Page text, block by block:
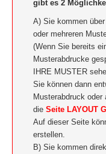
gibt es 2
A) Sie kommen
oder mehreren
(Wenn Sie bereits
Musterabdrucke
IHRE MUSTER
Sie können dann
Musterabdruck
die Seite LAYOUT
Auf dieser Seite
erstellen.
B) Sie kommen